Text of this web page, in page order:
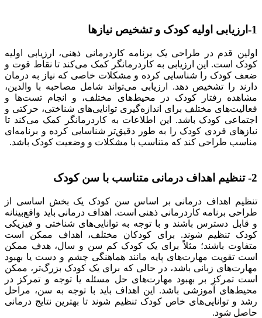
1-ارزیابی اولیه کودک و تشخیص نیازها
اولین قدم در طراحی یک برنامه کاردرمانی ذهنی، ارزیابی اولیه
کودک است. این ارزیابی به کاردرمانگر کمک می‌کند تا نقاط قوت و
ضعف کودک را شناسایی کرده و مشکلات خاصی که نیاز به درمان
دارند را تشخیص دهد. ارزیابی می‌تواند شامل مصاحبه با والدین،
مشاهده رفتار کودک در محیط‌های مختلف، و انجام تست‌ها و
فعالیت‌های مختلف برای اندازه‌گیری توانایی‌های شناختی، حرکتی و
اجتماعی کودک باشد. این اطلاعات به کاردرمانگر کمک می‌کند تا
نیازهای فردی کودک را به طور دقیق‌تر شناسایی کرده و برنامه‌ای
مناسب طراحی کند که متناسب با مشکلات و وضعیت کودک باشد.
2- تنظیم اهداف درمانی متناسب با سن کودک
تنظیم اهداف درمانی بر اساس سن کودک یک بخش اساسی از
طراحی برنامه کاردرمانی ذهنی است. اهداف درمانی باید واقع‌بینانه
و قابل دسترس باشند و با توجه به توانایی‌های شناختی و فیزیکی
کودک تنظیم شوند. برای کودکان مختلف، اهداف ممکن است
متفاوت باشند؛ مثلاً برای یک کودک کم سن و سال، هدف ممکن
است تقویت مهارت‌های پایه مانند هماهنگی چشم و دست یا بهبود
مهارت‌های زبانی باشد، در حالی که برای یک کودک بزرگ‌تر، ممکن
است تمرکز بر بهبود مهارت‌های حل مسئله یا توجه و تمرکز در
محیط‌های آموزشی باشد. این اهداف باید با توجه به سن، مراحل
رشد و توانایی‌های خاص کودک تنظیم شوند تا بهترین نتایج درمانی
حاصل شود.